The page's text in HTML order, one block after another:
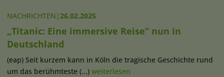
NACHRICHTEN |26.02.2025
„Titanic: Eine immersive Reise” nun in
Deutschland
(eap) Seit kurzem kann in Köln die tragische Geschichte rund
um das berühmteste (...) weiterlesen